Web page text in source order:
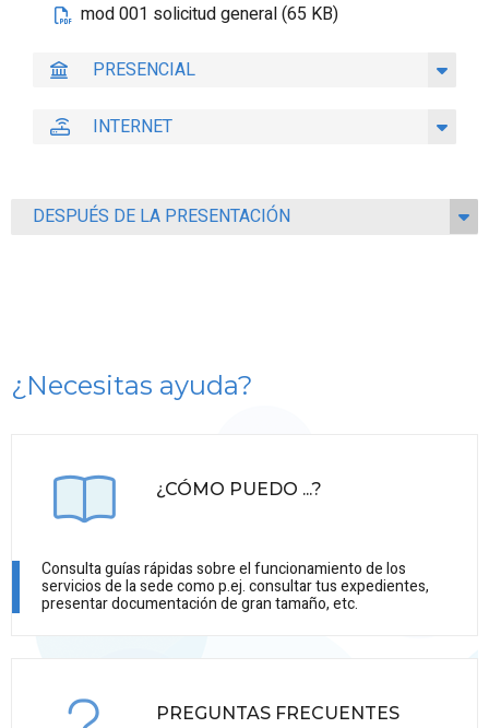
mod 001 solicitud general (65 KB)
PRESENCIAL
INTERNET
DESPUÉS DE LA PRESENTACIÓN
¿Necesitas ayuda?
¿CÓMO PUEDO ...?
Consulta guías rápidas sobre el funcionamiento de los
servicios de la sede como p.ej. consultar tus expedientes,
presentar documentación de gran tamaño, etc.
PREGUNTAS FRECUENTES